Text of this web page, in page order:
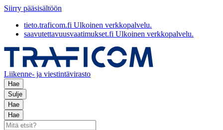
Siirry pääsisältöön
tieto.traficom.fi Ulkoinen verkkopalvelu.
saavutettavuusvaatimukset.fi Ulkoinen verkkopalvelu.
Liikenne- ja viestintävirasto
Hae
Sulje
Hae
Hae